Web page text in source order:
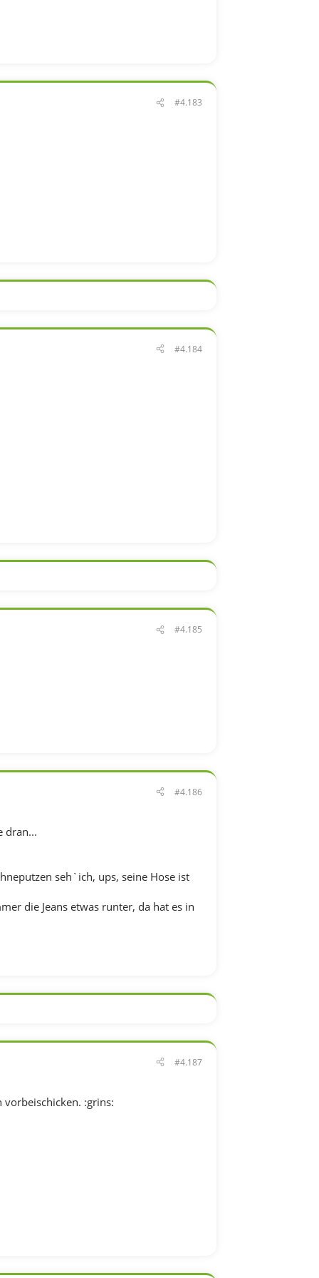
#4.183
#4.184
#4.185
#4.186
dran...
seh`ich, ups, seine Hose ist
die Jeans etwas runter, da hat es in
#4.187
vorbeischicken. :grins: